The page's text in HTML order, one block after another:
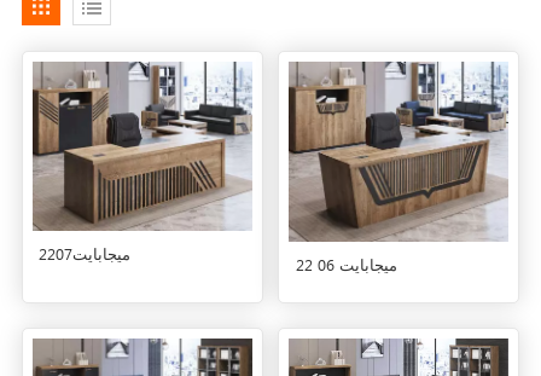
22ميجابايت07
22 ميجابايت 06